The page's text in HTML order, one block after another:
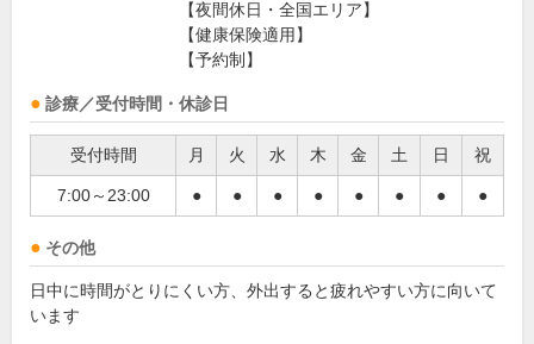
【夜間休日・全国エリア】
【健康保険適用】
【予約制】
診療／受付時間・休診日
受付時間 月 火 水 木 金 土 日 祝
7:00～23:00 ● ● ● ● ● ● ● ●
その他
日中に時間がとりにくい方、外出すると疲れやすい方に向いて
います